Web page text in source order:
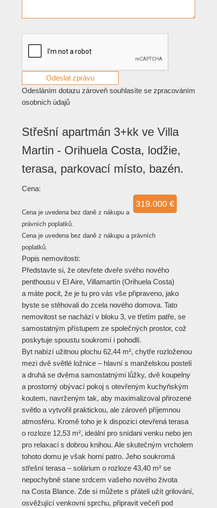
Odesláním dotazu zároveň souhlasíte se zpracováním
osobních údajů
Střešní apartmán 3+kk ve Villa
Martin - Orihuela Costa, lodžie,
terasa, parkovací místo, bazén.
Cena:
319.000 €
Cena je uvedena bez daně z nákupu a
právních poplatků.
Cena je uvedena bez daně z nákupu a právních
poplatků.
Popis nemovitosti:
Představte si, že otevřete dveře svého nového
penthousu v El Aire, Villamartín (Orihuela Costa)
a máte pocit, že je tu pro vás vše připraveno, jako
byste se stěhovali do zcela nového domova. Tato
nemovitost se nachází v bloku 3, ve třetím patře, se
samostatným přístupem ze společných prostor, což
poskytuje spoustu soukromí i pohodlí.
Byt nabízí užitnou plochu 62,44 m², chytře rozloženou
mezi dvě světlé ložnice – hlavní s manželskou postelí
a druhá se dvěma samostatnými lůžky, dvě koupelny
a prostorný obývací pokoj s otevřeným kuchyňským
koutem, navrženým tak, aby maximalizoval přirozené
světlo a vytvořil praktickou, ale zároveň příjemnou
atmosféru. Kromě toho je k dispozici otevřená terasa
o rozloze 12,53 m², ideální pro snídani venku nebo jen
pro relaxaci s dobrou knihou. Ale skutečným vrcholem
tohoto domu je však horní patro. Jeho soukromá
střešní terasa – solárium o rozloze 43,40 m² se
nepochybně stane srdcem vašeho nového života
na Costa Blance. Zde si můžete s přáteli užít grilování,
osvěžující venkovní sprchu, připravit večeři pod